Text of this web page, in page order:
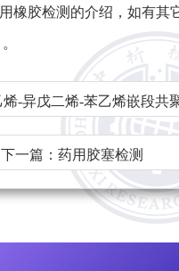
橡胶检测的介绍，如有其
。
烯-异戊二烯-苯乙烯嵌段共
下一篇： 药用胶塞检测